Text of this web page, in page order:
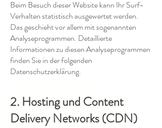
Beim Besuch dieser Website kann Ihr Surf-
Verhalten statistisch ausgewertet werden.
Das geschieht vor allem mit sogenannten
Analyseprogrammen. Detaillierte
Informationen zu diesen Analyseprogrammen
finden Sie in der folgenden
Datenschutzerklärung.
2. Hosting und Content
Delivery Networks (CDN)